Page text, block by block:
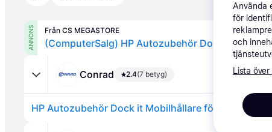
ANNONS Från CS MEGASTORE
(ComputerSalg) HP Autozubehör Dock it -
Conrad 2.4(7 betyg)
HP Autozubehör Dock it Mobilhållare för bil
Använda
för
och
Lista